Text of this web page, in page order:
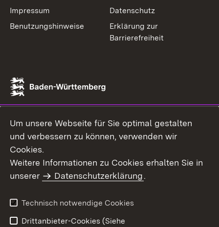
Impressum
Datenschutz
Benutzungshinweise
Erklärung zur
Barrierefreiheit
Um unsere Webseite für Sie optimal gestalten
und verbessern zu können, verwenden wir
Cookies.
Weitere Informationen zu Cookies erhalten Sie in
unserer
Datenschutzerklärung.
Technisch notwendige Cookies
Drittanbieter-Cookies (Siehe